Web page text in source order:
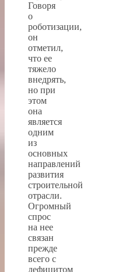
Говоря
о
роботизации,
он
отметил,
что ее
тяжело
внедрять,
но при
этом
она
является
одним
из
основных
направлений
развития
строительной
отрасли.
Огромный
спрос
на нее
связан
прежде
всего с
дефицитом